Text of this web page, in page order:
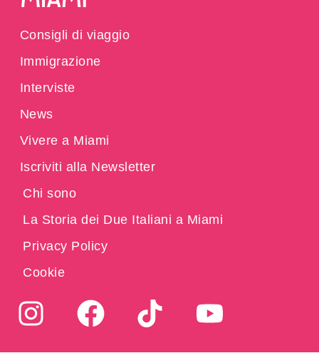
Consigli di viaggio
Immigrazione
Interviste
News
Vivere a Miami
Iscriviti alla Newsletter
Chi sono
La Storia dei Due Italiani a Miami
Privacy Policy
Cookie